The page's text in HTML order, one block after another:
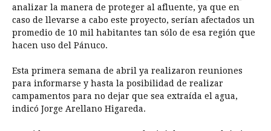
analizar la manera de proteger al afluente, ya que en
caso de llevarse a cabo este proyecto, serían afectados un
promedio de 10 mil habitantes tan sólo de esa región que
hacen uso del Pánuco.
Esta primera semana de abril ya realizaron reuniones
para informarse y hasta la posibilidad de realizar
campamentos para no dejar que sea extraída el agua,
indicó Jorge Arellano Higareda.